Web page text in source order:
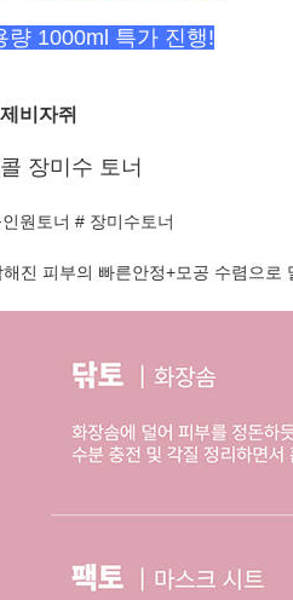
량 1000ml 특가 진행!
비자쥐
장미수 토너
원토너 # 장미수토너
진 피부의 빠른안정+모공 수렴으로